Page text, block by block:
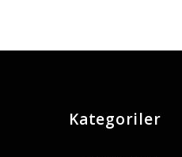
Kategoriler